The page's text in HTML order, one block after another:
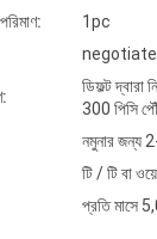
1pc
ডিফল্ট দ্বারা
300 পিসি
নমুনার জন্য
টি / টি বা
প্রতি মাসে